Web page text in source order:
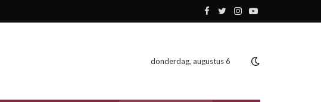
Facebook
TwitterInstagram
YouTube
donderdag, augustus 6